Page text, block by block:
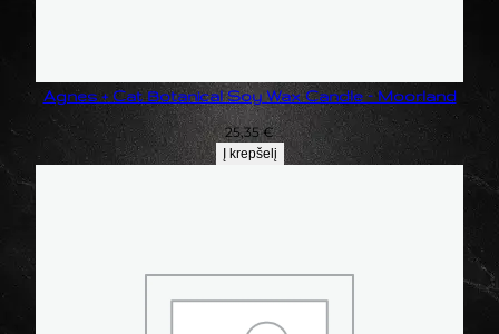
Agnes + Cat Botanical Soy Wax Candle – Moorland
25,35€
Į krepšelį